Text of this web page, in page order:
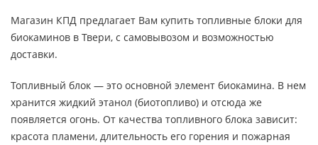
Магазин КПД предлагает Вам купить топливные блоки для
биокаминов в Твери, с самовывозом и возможностью
доставки.
Топливный блок — это основной элемент биокамина. В нем
хранится жидкий этанол (биотопливо) и отсюда же
появляется огонь. От качества топливного блока зависит:
красота пламени, длительность его горения и пожарная